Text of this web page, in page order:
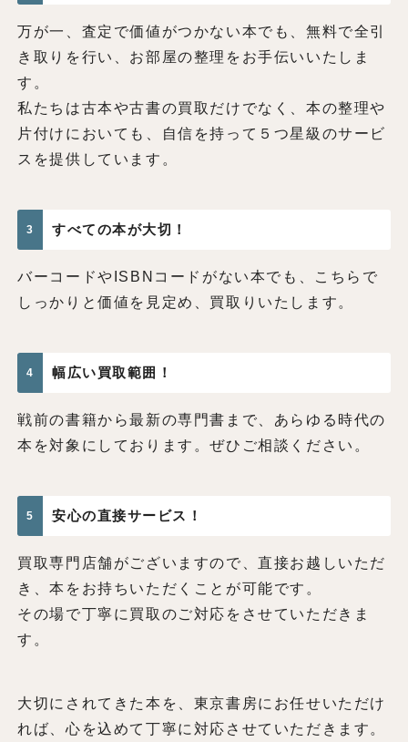
万が一、査定で価値がつかない本でも、無料で全引
き取りを行い、お部屋の整理をお手伝いいたしま
す。
私たちは古本や古書の買取だけでなく、本の整理や
片付けにおいても、自信を持って５つ星級のサービ
スを提供しています。
3 すべての本が大切！
バーコードやISBNコードがない本でも、こちらで
しっかりと価値を見定め、買取りいたします。
4 幅広い買取範囲！
戦前の書籍から最新の専門書まで、あらゆる時代の
本を対象にしております。ぜひご相談ください。
5 安心の直接サービス！
買取専門店舗がございますので、直接お越しいただ
き、本をお持ちいただくことが可能です。
その場で丁寧に買取のご対応をさせていただきま
す。
大切にされてきた本を、東京書房にお任せいただけ
れば、心を込めて丁寧に対応させていただきます。